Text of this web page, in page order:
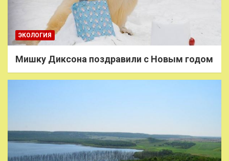
ЭКОЛОГИЯ
Мишку Диксона поздравили с Новым годом